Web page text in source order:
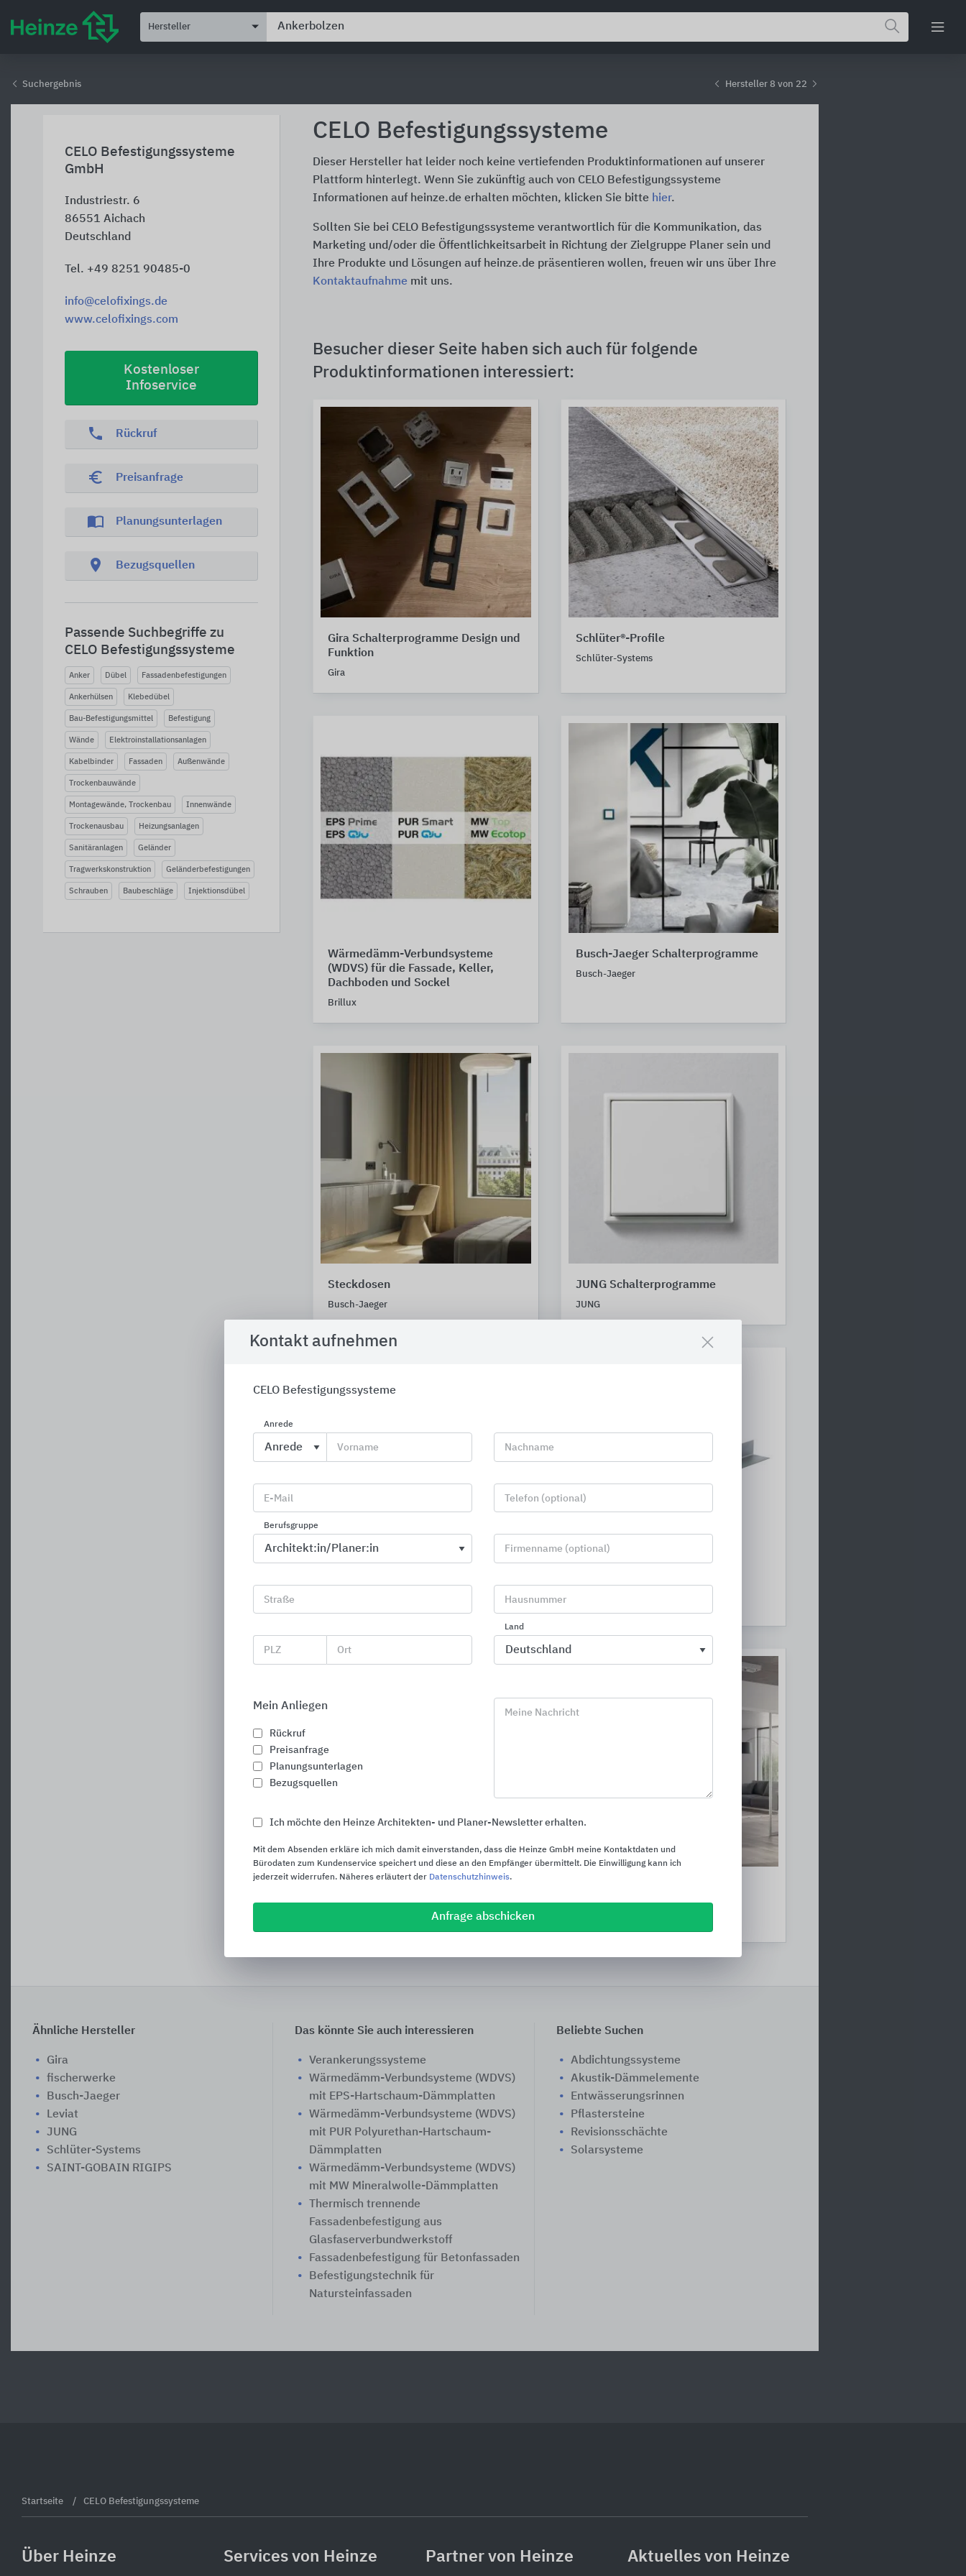
Hersteller
Suchergebnis Hersteller 8 von 22
CELO Befestigungssysteme
GmbH
Industriestr. 6
86551 Aichach
Deutschland
Tel. +49 8251 90485-0
info@celofixings.de
www.celofixings.com
Kostenloser
Infoservice
phone Rückruf
euro_symbol Preisanfrage
import_contacts Planungsunterlagen
location_on Bezugsquellen
Passende Suchbegriffe zu
CELO Befestigungssysteme
Anker Dübel Fassadenbefestigungen
Ankerhülsen Klebedübel
Bau-Befestigungsmittel Befestigung
Wände Elektroinstallationsanlagen
Kabelbinder Fassaden Außenwände
Trockenbauwände
Montagewände, Trockenbau Innenwände
Trockenausbau Heizungsanlagen
Sanitäranlagen Geländer
Tragwerkskonstruktion Geländerbefestigungen
Schrauben Baubeschläge Injektionsdübel
CELO Befestigungssysteme
Dieser Hersteller hat leider noch keine vertiefenden Produktinformationen auf unserer
Plattform hinterlegt. Wenn Sie zukünftig auch von CELO Befestigungssysteme
Informationen auf heinze.de erhalten möchten, klicken Sie bitte hier.
Sollten Sie bei CELO Befestigungssysteme verantwortlich für die Kommunikation, das
Marketing und/oder die Öffentlichkeitsarbeit in Richtung der Zielgruppe Planer sein und
Ihre Produkte und Lösungen auf heinze.de präsentieren wollen, freuen wir uns über Ihre
Kontaktaufnahme mit uns.
Besucher dieser Seite haben sich auch für folgende
Produktinformationen interessiert:
Gira Schalterprogramme Design und
Funktion
Gira
Schlüter®-Profile
Schlüter-Systems
Wärmedämm-Verbundsysteme
(WDVS) für die Fassade, Keller,
Dachboden und Sockel
Brillux
Busch-Jaeger Schalterprogramme
Busch-Jaeger
Steckdosen
Busch-Jaeger
JUNG Schalterprogramme
JUNG
MyDesign by Schlüter-Systems Fassadenbefestigungen
Sanierung
Ähnliche Hersteller
Gira
fischerwerke
Busch-Jaeger
Leviat
JUNG
Schlüter-Systems
SAINT-GOBAIN RIGIPS
Das könnte Sie auch interessieren
Verankerungssysteme
Wärmedämm-Verbundsysteme (WDVS)
mit EPS-Hartschaum-Dämmplatten
Wärmedämm-Verbundsysteme (WDVS)
mit PUR Polyurethan-Hartschaum-
Dämmplatten
Wärmedämm-Verbundsysteme (WDVS)
mit MW Mineralwolle-Dämmplatten
Thermisch trennende
Fassadenbefestigung aus
Glasfaserverbundwerkstoff
Fassadenbefestigung für Betonfassaden
Befestigungstechnik für
Natursteinfassaden
Beliebte Suchen
Abdichtungssysteme
Akustik-Dämmelemente
Entwässerungsrinnen
Pflastersteine
Revisionsschächte
Solarsysteme
Kontakt aufnehmen
CELO Befestigungssysteme
Anrede
Vorname Nachname
E-Mail Telefon (optional)
Berufsgruppe
Firmenname (optional)
Straße Hausnummer
PLZ Ort
Land
Mein Anliegen
Rückruf
Preisanfrage
Planungsunterlagen
Bezugsquellen
Meine Nachricht
Ich möchte den Heinze Architekten- und Planer-Newsletter erhalten.
Mit dem Absenden erkläre ich mich damit einverstanden, dass die Heinze GmbH meine Kontaktdaten und
Bürodaten zum Kundenservice speichert und diese an den Empfänger übermittelt. Die Einwilligung kann ich
jederzeit widerrufen. Näheres erläutert der Datenschutzhinweis.
Anfrage abschicken
Startseite CELO Befestigungssysteme
Über Heinze Services von Heinze Partner von Heinze Aktuelles von Heinze